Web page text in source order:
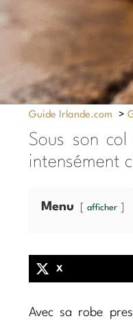
Guide Irlande.com >
Sous son
intensément
Menu afficher
X
Avec sa robe